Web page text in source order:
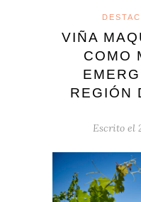
VIÑA
COMO
REGIÓN
Escrito el